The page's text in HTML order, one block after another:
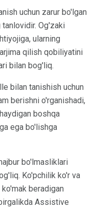
uchun zarur bo'lgan
Og'zaki
ularning
qilish qobiliyatini
bilan bog'liq.
bilan tanishish uchun
berishni o'rganishadi,
boshqa
ega bo'lishga
bo'lmasliklari
Ko'pchilik ko'r va
beradigan
Assistive